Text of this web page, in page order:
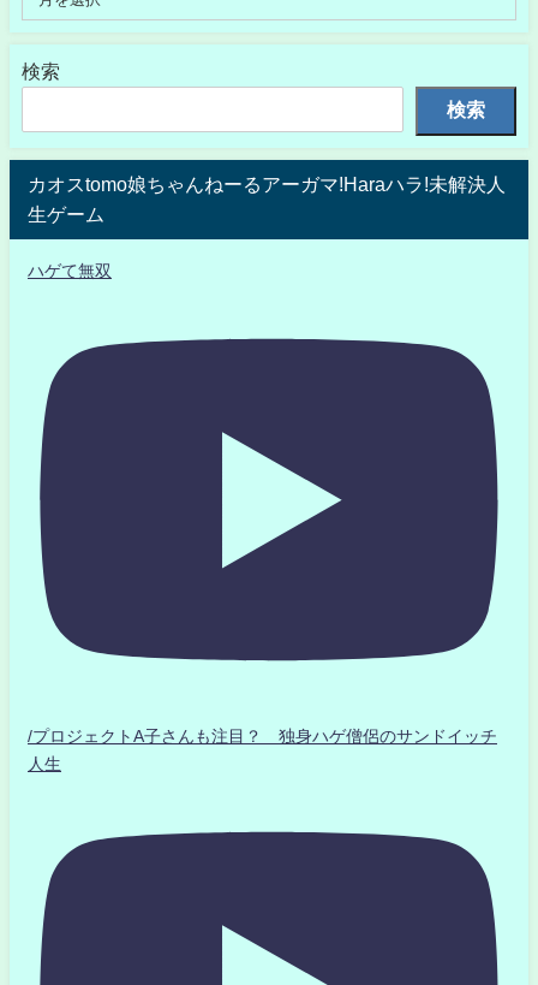
検索
検索
カオスtomo娘ちゃんねーるアーガマ!Haraハラ!未解決人
生ゲーム
ハゲて無双
/プロジェクトA子さんも注目？ 独身ハゲ僧侶のサンドイッチ
人生